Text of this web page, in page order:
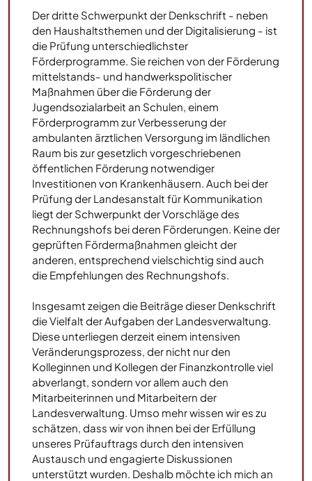
Der dritte Schwerpunkt der Denkschrift - neben
den Haushaltsthemen und der Digitalisierung - ist
die Prüfung unterschiedlichster
Förderprogramme. Sie reichen von der Förderung
mittelstands- und handwerkspolitischer
Maßnahmen über die Förderung der
Jugendsozialarbeit an Schulen, einem
Förderprogramm zur Verbesserung der
ambulanten ärztlichen Versorgung im ländlichen
Raum bis zur gesetzlich vorgeschriebenen
öffentlichen Förderung notwendiger
Investitionen von Krankenhäusern. Auch bei der
Prüfung der Landesanstalt für Kommunikation
liegt der Schwerpunkt der Vorschläge des
Rechnungshofs bei deren Förderungen. Keine der
geprüften Fördermaßnahmen gleicht der
anderen, entsprechend vielschichtig sind auch
die Empfehlungen des Rechnungshofs.
Insgesamt zeigen die Beiträge dieser Denkschrift
die Vielfalt der Aufgaben der Landesverwaltung.
Diese unterliegen derzeit einem intensiven
Veränderungsprozess, der nicht nur den
Kolleginnen und Kollegen der Finanzkontrolle viel
abverlangt, sondern vor allem auch den
Mitarbeiterinnen und Mitarbeitern der
Landesverwaltung. Umso mehr wissen wir es zu
schätzen, dass wir von ihnen bei der Erfüllung
unseres Prüfauftrags durch den intensiven
Austausch und engagierte Diskussionen
unterstützt wurden. Deshalb möchte ich mich an